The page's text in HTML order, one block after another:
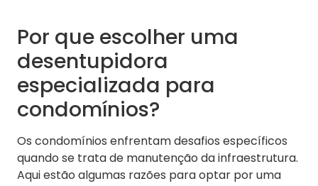
Por que escolher uma
desentupidora
especializada para
condomínios?
Os condomínios enfrentam desafios específicos
quando se trata de manutenção da infraestrutura.
Aqui estão algumas razões para optar por uma